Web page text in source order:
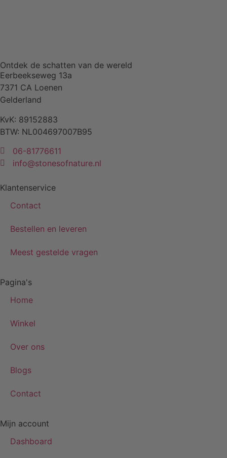
Ontdek de schatten van de wereld
Eerbeekseweg 13a
7371 CA Loenen
Gelderland
KvK: 89152883
BTW: NL004697007B95
06-81776611
info@stonesofnature.nl
Klantenservice
Contact
Bestellen en leveren
Meest gestelde vragen
Pagina's
Home
Winkel
Over ons
Blogs
Contact
Mijn account
Dashboard